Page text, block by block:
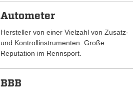
Autometer
Hersteller von einer Vielzahl von Zusatz-
und Kontrollinstrumenten. Große
Reputation im Rennsport.
BBB